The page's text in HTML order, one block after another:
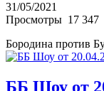
31/05/2021
Просмотры 17 347
Бородина против
ББ Шоу от